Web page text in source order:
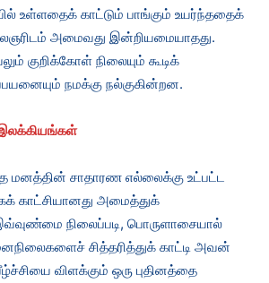
உள்ளதைக் காட்டும் பாங்கும் உயர்ந்ததைக்
அமைவது இன்றியமையாதது.
குறிக்கோள் நிலையும் கூடிக்
நமக்கு நல்குகின்றன.
இலக்கியங்கள்
மனத்தின் சாதாரண எல்லைக்கு உட்பட்ட
காட்சியானது அமைத்துக்
நிலைப்படி, பொருளாசையால்
சித்தரித்துக் காட்டி அவன்
விளக்கும் ஒரு புதினத்தை